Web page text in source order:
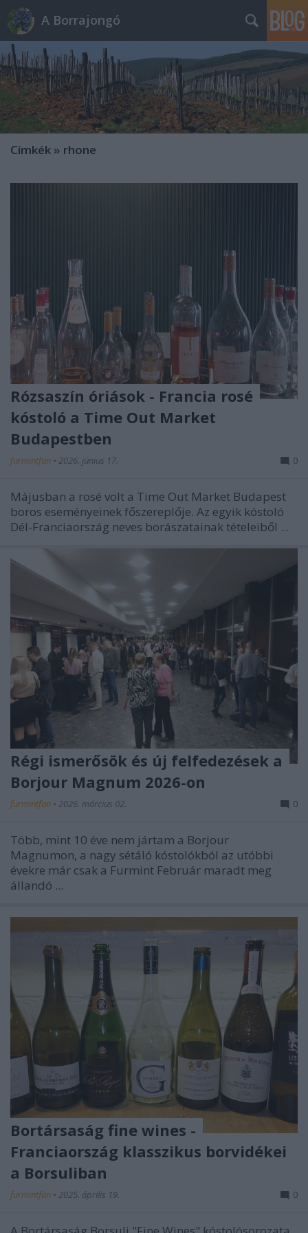
A Borrajongó
Címkék » rhone
Rózsaszín óriások - Francia rosé
kóstoló a Time Out Market
Budapestben
furmintfan • 2026. június 17. 0
Májusban a rosé volt a Time Out Market Budapest
boros eseményeinek főszereplője. Az egyik kóstoló
Dél-Franciaország neves borászatainak tételeiből ...
Régi ismerősök és új felfedezések a
Borjour Magnum 2026-on
furmintfan • 2026. március 02. 0
Több, mint 10 éve nem jártam a Borjour
Magnumon, a nagy sétáló kóstolókból az utóbbi
évekre már csak a Furmint Február maradt meg
állandó ...
Bortársaság fine wines -
Franciaország klasszikus borvidékei
a Borsuliban
furmintfan • 2025. április 19. 0